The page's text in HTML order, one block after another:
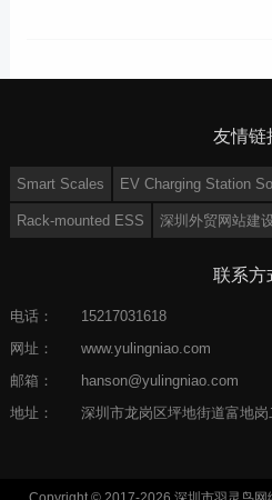
友情链
Smart Scales EV Charging Station
Rack-mounted ESS 深圳外贸网站建
联系方
电话：
15217031618
网址：
www.yulingniao.com
邮箱：
hanson@yulingniao.com
地址：
深圳市龙岗区坪地街道富地